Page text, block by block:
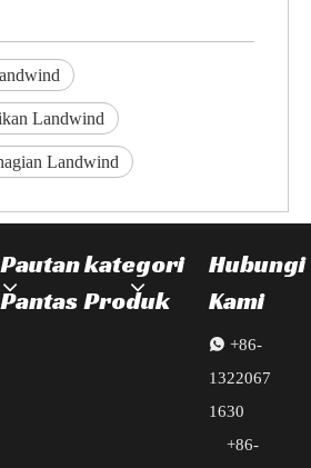
Landwind
Landwind
Pautan
Pantas
kategori
Produk
Hubungi
Kami
 +86-
1322067
1630
+86-